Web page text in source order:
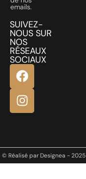
emails.
SUIVEZ-
NOUS SUR
NOS
RÉSEAUX
SOCIAUX
© Réalisé par Designea - 2025